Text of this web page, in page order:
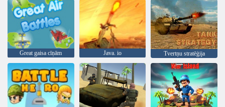
Great gaisa cīņām Java. io Tvertņu stratēģija